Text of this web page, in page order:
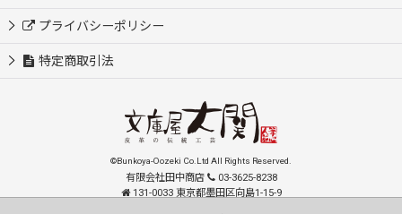
プライバシーポリシー
特定商取引法
©Bunkoya-Oozeki Co.Ltd All Rights Reserved.
有限会社田中商店
03-3625-8238
131-0033 東京都墨田区向島1-15-9